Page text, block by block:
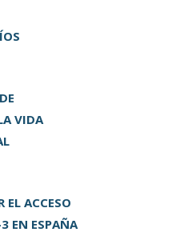
VIDA
EL ACCESO
EN ESPAÑA